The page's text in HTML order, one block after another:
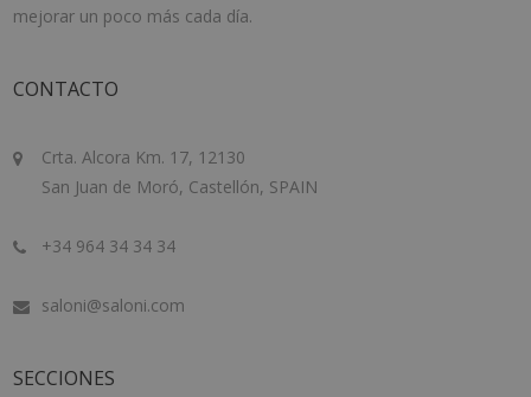
mejorar un poco más cada día.
CONTACTO
Crta. Alcora Km. 17, 12130
San Juan de Moró, Castellón, SPAIN
+34 964 34 34 34
saloni@saloni.com
SECCIONES